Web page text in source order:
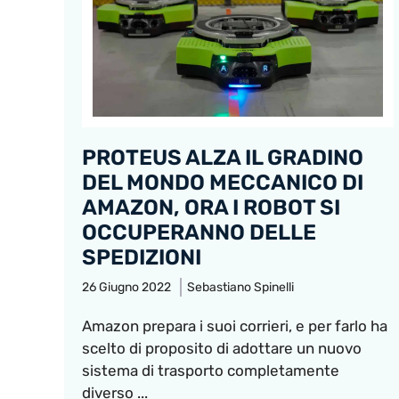
PROTEUS ALZA IL GRADINO
DEL MONDO MECCANICO DI
AMAZON, ORA I ROBOT SI
OCCUPERANNO DELLE
SPEDIZIONI
26 Giugno 2022 Sebastiano Spinelli
Amazon prepara i suoi corrieri, e per farlo ha
scelto di proposito di adottare un nuovo
sistema di trasporto completamente
diverso ...